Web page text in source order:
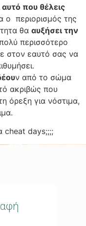
αυτό που θέλεις
ο περιορισμός της
θα αυξήσει την
περισσότερο
στον εαυτό σας να
ν από το σώμα
ακριβώς που
όρεξη για νόστιμα,
cheat days;;;;